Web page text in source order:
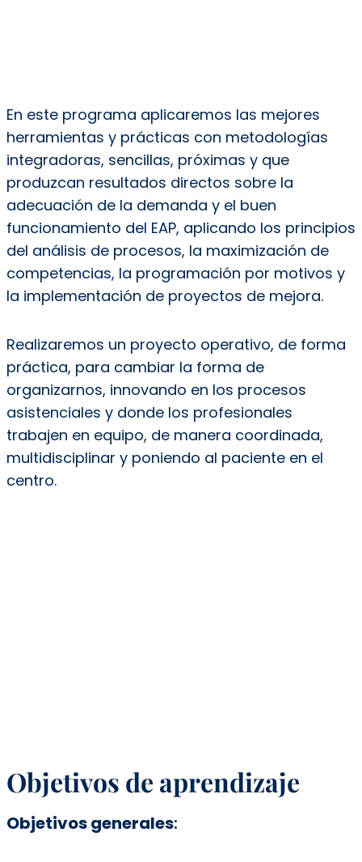
En este programa aplicaremos las mejores
herramientas y prácticas con metodologías
integradoras, sencillas, próximas y que
produzcan resultados directos sobre la
adecuación de la demanda y el buen
funcionamiento del EAP, aplicando los principios
del análisis de procesos, la maximización de
competencias, la programación por motivos y
la implementación de proyectos de mejora.
Realizaremos un proyecto operativo, de forma
práctica, para cambiar la forma de
organizarnos, innovando en los procesos
asistenciales y donde los profesionales
trabajen en equipo, de manera coordinada,
multidisciplinar y poniendo al paciente en el
centro.
Objetivos de aprendizaje
Objetivos generales: